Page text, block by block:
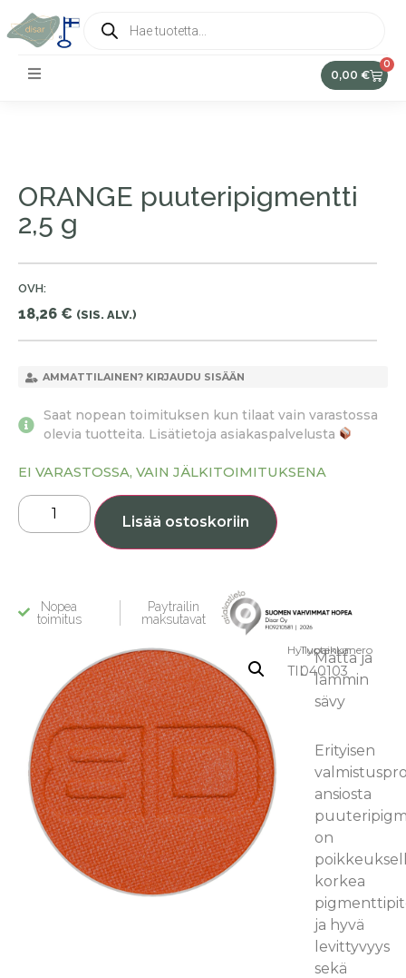
0,00 €
0
Hyllypaikka:
TIL
Tuotenumero
040103
Matta ja
lämmin
sävy
Erityisen
ansiosta
on
korkea
ja hyvä
levittyvyys
sekä
ORANGE puuteripigmentti
2,5 g
OVH:
18,26 € (SIS. ALV.)
AMMATTILAINEN? KIRJAUDU SISÄÄN
Saat nopean toimituksen kun tilaat vain varastossa
olevia tuotteita. Lisätietoja asiakaspalvelusta
EI VARASTOSSA, VAIN JÄLKITOIMITUKSENA
Lisää ostoskoriin
Nopea
toimitus
Paytrailin
maksutavat